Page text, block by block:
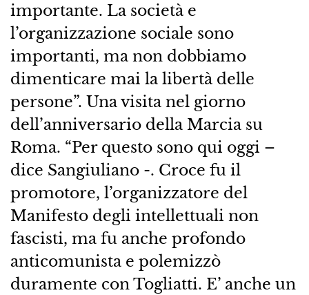
importante. La società e
l’organizzazione sociale sono
importanti, ma non dobbiamo
dimenticare mai la libertà delle
persone”. Una visita nel giorno
dell’anniversario della Marcia su
Roma. “Per questo sono qui oggi –
dice Sangiuliano -. Croce fu il
promotore, l’organizzatore del
Manifesto degli intellettuali non
fascisti, ma fu anche profondo
anticomunista e polemizzò
duramente con Togliatti. E’ anche un